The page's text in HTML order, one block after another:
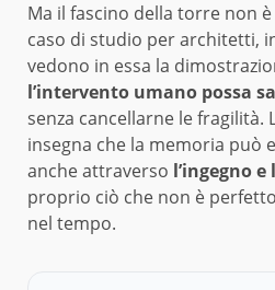
Ma il fascino della torre non
caso di studio per architetti,
vedono in essa la
l’intervento umano possa
senza cancellarne le fragilità.
insegna che la memoria può
anche attraverso l’ingegno e
proprio ciò che non è
nel tempo.